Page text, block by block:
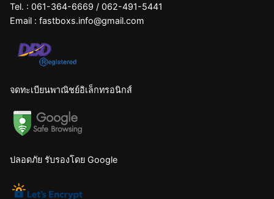
Tel. : 061-364-6669 / 062-491-5441
Email : fastboxs.info@gmail.com
จดทะเบียนพาณิชย์อิเล็กทรอนิกส์
ปลอดภัย รับรองโดย Google